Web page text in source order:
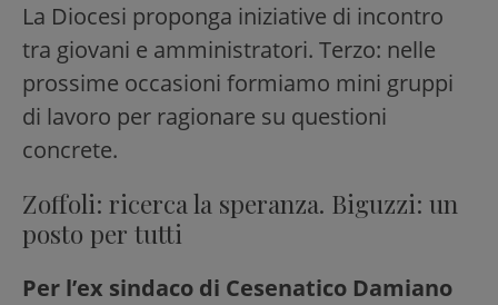
La Diocesi proponga iniziative di incontro
tra giovani e amministratori. Terzo: nelle
prossime occasioni formiamo mini gruppi
di lavoro per ragionare su questioni
concrete.
Zoffoli: ricerca la speranza. Biguzzi: un
posto per tutti
Per l’ex sindaco di Cesenatico Damiano